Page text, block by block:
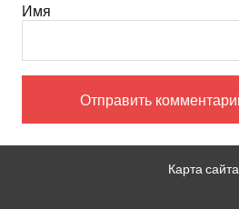
Имя
Карта сайта